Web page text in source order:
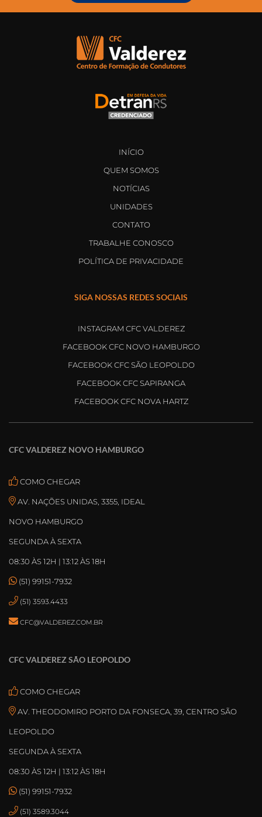
INÍCIO
QUEM SOMOS
NOTÍCIAS
UNIDADES
CONTATO
TRABALHE CONOSCO
POLÍTICA DE PRIVACIDADE
SIGA NOSSAS REDES SOCIAIS
INSTAGRAM CFC VALDEREZ
FACEBOOK CFC NOVO HAMBURGO
FACEBOOK CFC SÃO LEOPOLDO
FACEBOOK CFC SAPIRANGA
FACEBOOK CFC NOVA HARTZ
CFC VALDEREZ NOVO HAMBURGO
COMO CHEGAR
AV. NAÇÕES UNIDAS, 3355, IDEAL
NOVO HAMBURGO
SEGUNDA À SEXTA
08:30 ÀS 12H | 13:12 ÀS 18H
(51) 99151-7932
(51) 3593.4433
CFC@VALDEREZ.COM.BR
CFC VALDEREZ SÃO LEOPOLDO
COMO CHEGAR
AV. THEODOMIRO PORTO DA FONSECA, 39, CENTRO SÃO
LEOPOLDO
SEGUNDA À SEXTA
08:30 ÀS 12H | 13:12 ÀS 18H
(51) 99151-7932
(51) 3589.3044